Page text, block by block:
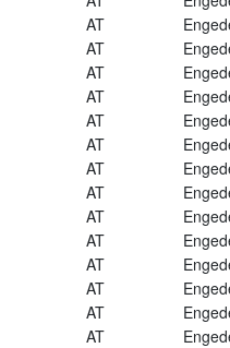
AT
AT
AT
AT
AT
AT
AT
AT
AT
AT
AT
AT
AT
AT